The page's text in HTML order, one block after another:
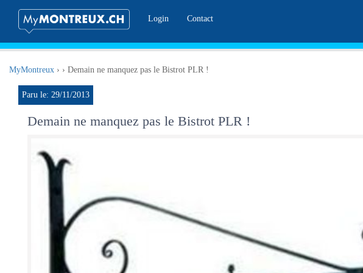
Login
Contact
MyMontreux › › Demain ne manquez pas le Bistrot PLR !
Paru le: 29/11/2013
Demain ne manquez pas le Bistrot PLR !